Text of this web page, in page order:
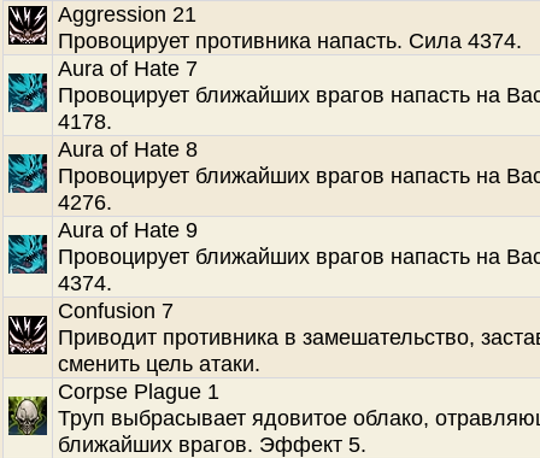
Aggression 21
Провоцирует противника напасть. Сила 4374.
Aura of Hate 7
Провоцирует ближайших врагов напасть на
4178.
Aura of Hate 8
Провоцирует ближайших врагов напасть на
4276.
Aura of Hate 9
Провоцирует ближайших врагов напасть на
4374.
Confusion 7
Приводит противника в замешательство,
сменить цель атаки.
Corpse Plague 1
Труп выбрасывает ядовитое облако,
ближайших врагов. Эффект 5.